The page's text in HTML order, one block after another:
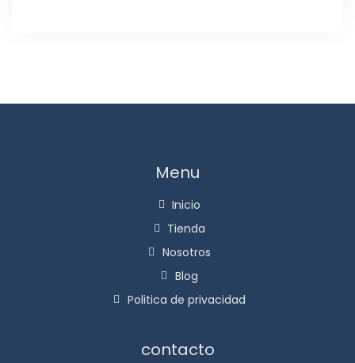
Menu
Inicio
Tienda
Nosotros
Blog
Politica de privacidad
contacto